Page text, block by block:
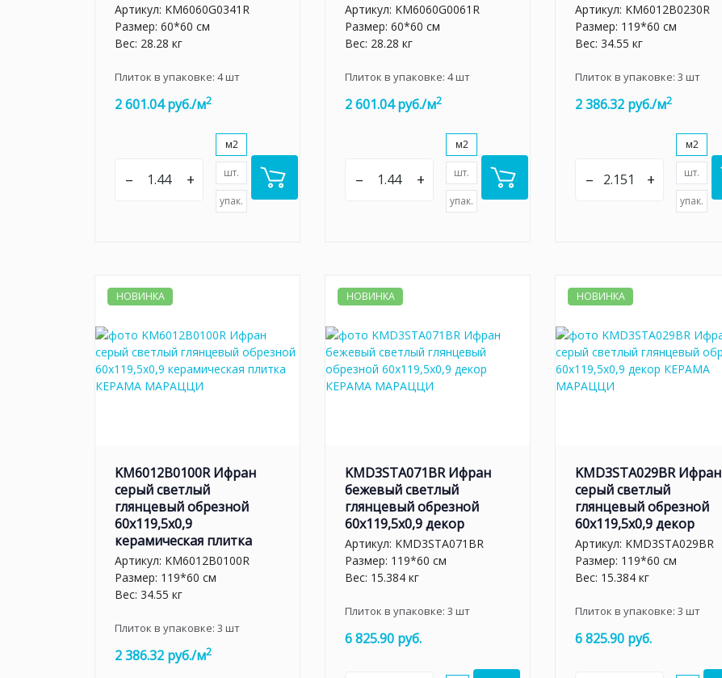
Артикул: KM6060G0341R
Размер: 60*60 см
Вес: 28.28 кг
Плиток в упаковке: 4шт
2 601.04 руб./м2
– +
м2
шт.
упак.
Артикул: KM6060G0061R
Размер: 60*60 см
Вес: 28.28 кг
Плиток в упаковке: 4шт
2 601.04 руб./м2
– +
м2
шт.
упак.
Артикул: KM6012B0230R
Размер: 119*60 см
Вес: 34.55 кг
Плиток в упаковке: 3 шт
2 386.32 руб./м2
– +
м2
шт.
упак.
НОВИНКА
KM6012B0100R Ифран
серый светлый
глянцевый обрезной
60x119,5x0,9
керамическая плитка
Артикул: KM6012B0100R
Размер: 119*60 см
Вес: 34.55 кг
Плиток в упаковке: 3 шт
2 386.32 руб./м2
НОВИНКА
KMD3STA071BR Ифран
бежевый светлый
глянцевый обрезной
60x119,5x0,9 декор
Артикул: KMD3STA071BR
Размер: 119*60 см
Вес: 15.384 кг
Плиток в упаковке: 3 шт
6 825.90 руб.
НОВИНКА
KMD3STA029BR Ифран
серый светлый
глянцевый обрезной
60x119,5x0,9 декор
Артикул: KMD3STA029BR
Размер: 119*60 см
Вес: 15.384 кг
Плиток в упаковке: 3 шт
6 825.90 руб.